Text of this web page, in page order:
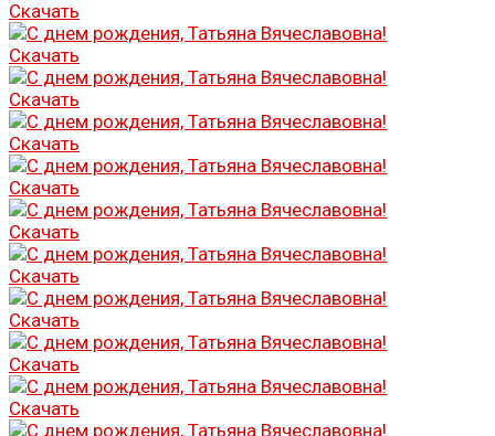
Скачать
Скачать
Скачать
Скачать
Скачать
Скачать
Скачать
Скачать
Скачать
Скачать